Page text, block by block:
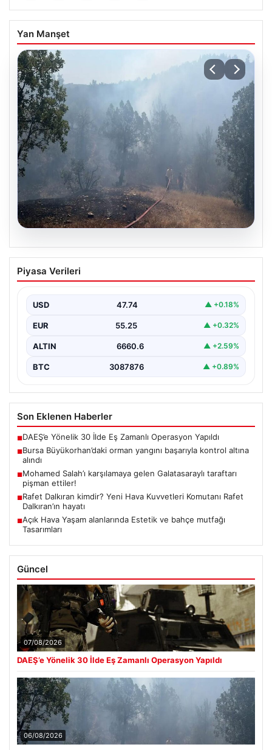
Yan Manşet
Bursa Büyükorhan’daki orman yangını
başarıyla kontrol altına alındı
geçtiğimiz saatlerde meydana gelen büyük orman
yangını, yerel…
Piyasa Verileri
USD 47.74 ▲ +0.18%
EUR 55.25 ▲ +0.32%
ALTIN 6660.6 ▲ +2.59%
BTC 3087876 ▲ +0.89%
Son Eklenen Haberler
■DAEŞ’e Yönelik 30 İlde Eş Zamanlı Operasyon Yapıldı
■Bursa Büyükorhan’daki orman yangını başarıyla kontrol altına
alındı
■Mohamed Salah’ı karşılamaya gelen Galatasaraylı taraftarı
pişman ettiler!
■Rafet Dalkıran kimdir? Yeni Hava Kuvvetleri Komutanı Rafet
Dalkıran’ın hayatı
■Açık Hava Yaşam alanlarında Estetik ve bahçe mutfağı
Tasarımları
Güncel
07/08/2026
DAEŞ’e Yönelik 30 İlde Eş Zamanlı Operasyon Yapıldı
06/08/2026